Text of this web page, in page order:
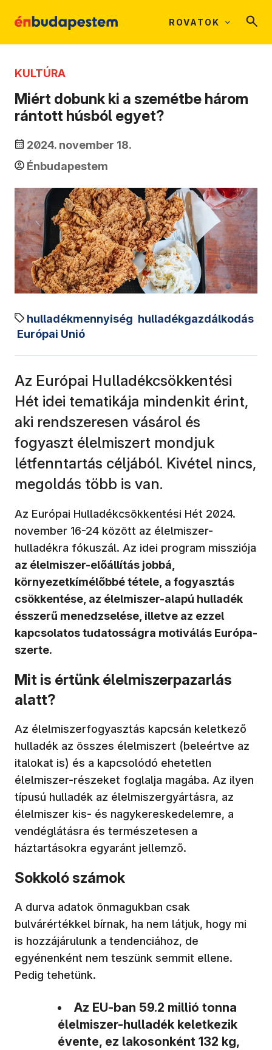
ROVATOK
KULTÚRA
Miért dobunk ki a szemétbe három
rántott húsból egyet?
2024. november 18.
Énbudapestem
hulladékmennyiség hulladékgazdálkodás
Európai Unió
Az Európai Hulladékcsökkentési
Hét idei tematikája mindenkit érint,
aki rendszeresen vásárol és
fogyaszt élelmiszert mondjuk
létfenntartás céljából. Kivétel nincs,
megoldás több is van.
Az Európai Hulladékcsökkentési Hét 2024.
november 16-24 között az élelmiszer-
hulladékra fókuszál. Az idei program missziója
az élelmiszer-előállítás jobbá,
környezetkímélőbbé tétele, a fogyasztás
csökkentése, az élelmiszer-alapú hulladék
ésszerű menedzselése, illetve az ezzel
kapcsolatos tudatosságra motiválás Európa-
szerte.
Mit is értünk élelmiszerpazarlás
alatt?
Az élelmiszerfogyasztás kapcsán keletkező
hulladék az összes élelmiszert (beleértve az
italokat is) és a kapcsolódó ehetetlen
élelmiszer-részeket foglalja magába. Az ilyen
típusú hulladék az élelmiszergyártásra, az
élelmiszer kis- és nagykereskedelemre, a
vendéglátásra és természetesen a
háztartásokra egyaránt jellemző.
Sokkoló számok
A durva adatok önmagukban csak
bulvárértékkel bírnak, ha nem látjuk, hogy mi
is hozzájárulunk a tendenciához, de
egyénenként nem teszünk semmit ellene.
Pedig tehetünk.
Az EU-ban 59.2 millió tonna
élelmiszer-hulladék keletkezik
évente, ez lakosonként 132 kg,